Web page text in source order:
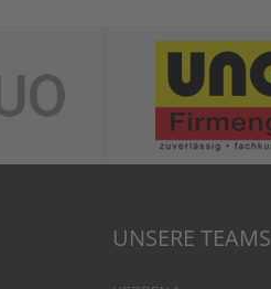
UNSERE TEAMS